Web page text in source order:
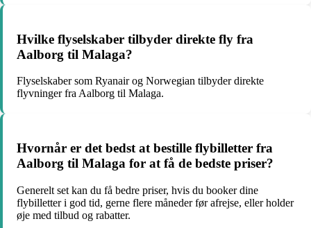
Hvilke flyselskaber tilbyder direkte fly fra
Aalborg til Malaga?
Flyselskaber som Ryanair og Norwegian tilbyder direkte
flyvninger fra Aalborg til Malaga.
Hvornår er det bedst at bestille flybilletter fra
Aalborg til Malaga for at få de bedste priser?
Generelt set kan du få bedre priser, hvis du booker dine
flybilletter i god tid, gerne flere måneder før afrejse, eller holder
øje med tilbud og rabatter.